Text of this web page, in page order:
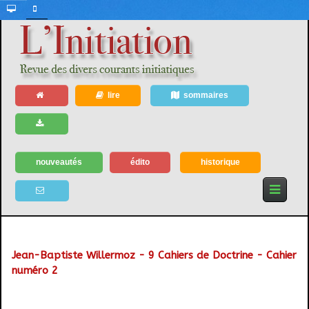
lire sommaires
nouveautés édito historique
Jean-Baptiste Willermoz - 9 Cahiers de Doctrine - Cahier
numéro 2